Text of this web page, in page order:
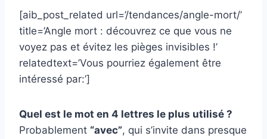
[aib_post_related url=’/tendances/angle-mort/’
title=’Angle mort : découvrez ce que vous ne
voyez pas et évitez les pièges invisibles !’
relatedtext=’Vous pourriez également être
intéressé par:’]
Quel est le mot en 4 lettres le plus utilisé ?
Probablement “avec”, qui s’invite dans presque